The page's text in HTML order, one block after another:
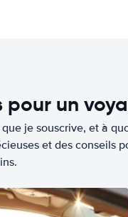
pour un
je souscrive, et à
et des conseils